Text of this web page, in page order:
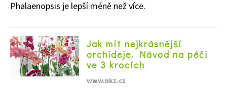
65 Kč
Naše krásná zahrada Speciál
Phalaenopsis je lepší méně než více.
Jak mít nejkrásnější
orchideje. Návod na péči
ve 3 krocích
www.nkz.cz